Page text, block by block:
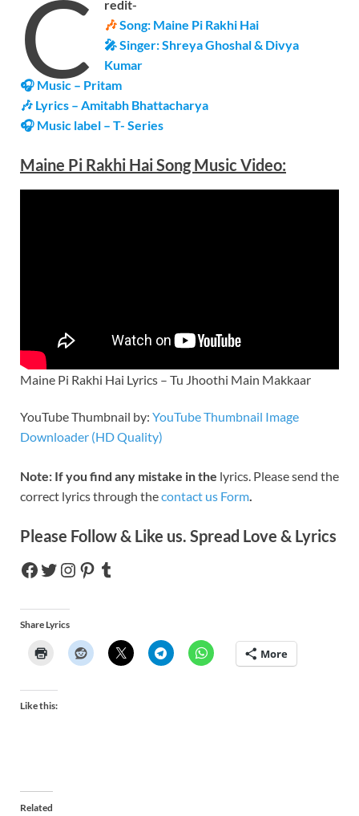
C
redit-
🎶Song: Maine Pi Rakhi Hai
🎤 Singer: Shreya Ghoshal & Divya
Kumar
🎧 Music – Pritam
🎶 Lyrics – Amitabh Bhattacharya
🎧 Music label – T- Series
Maine Pi Rakhi Hai Song Music Video:
Maine Pi Rakhi Hai Lyrics – Tu Jhoothi Main Makkaar
YouTube Thumbnail by: YouTube Thumbnail Image
Downloader (HD Quality)
Note: If you find any mistake in the lyrics. Please send the
correct lyrics through thecontact us Form.
Please Follow & Like us. Spread Love & Lyrics
Share Lyrics
More
Like this:
Related